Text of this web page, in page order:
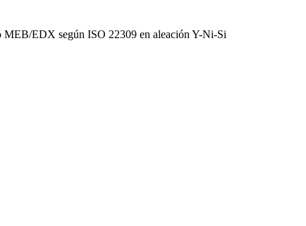
MEB/EDX según ISO 22309 en aleación Y-Ni-Si